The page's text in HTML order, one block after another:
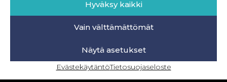
Hyväksy kaikki
Vain välttämättömät
Näytä asetukset
EvästekäytäntöTietosuojaseloste
OMA TILI – KIRJAUTUMINEN